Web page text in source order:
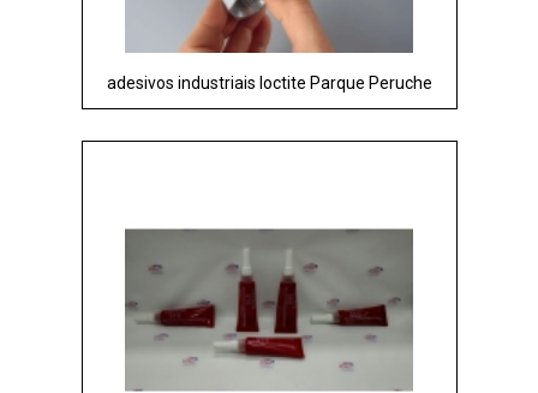
adesivos industriais loctite Parque Peruche